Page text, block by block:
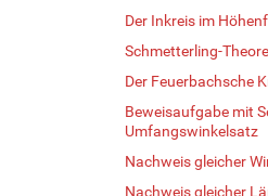
Der Inkreis im
Schmetterling-
Der Feuerbachsche
Beweisaufgabe mit
Umfangswinkelsatz
Nachweis gleicher
Nachweis gleicher